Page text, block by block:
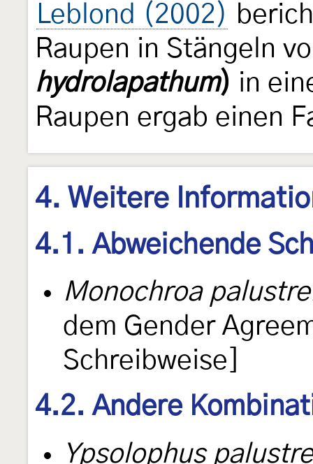
Leblond (2002)
Raupen in Stängeln
hydrolapathum) in
Raupen ergab einen
4. Weitere
4.1. Abweichende
Monochroa
dem Gender
Schreibweise]
4.2. Andere
Ypsolophus